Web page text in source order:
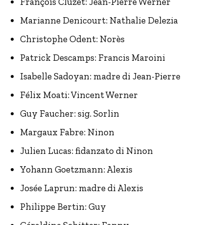
Marianne Denicourt: Nathalie Delezia
Christophe Odent: Norès
Patrick Descamps: Francis Maroini
Isabelle Sadoyan: madre di Jean-Pierre
Félix Moati: Vincent Werner
Guy Faucher: sig. Sorlin
Margaux Fabre: Ninon
Julien Lucas: fidanzato di Ninon
Yohann Goetzmann: Alexis
Josée Laprun: madre di Alexis
Philippe Bertin: Guy